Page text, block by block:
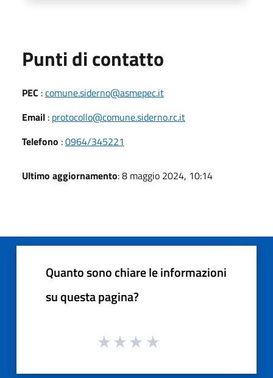
Punti di contatto
PEC :comune.siderno@asmepec.it
Email : protocollo@comune.siderno.rc.it
Telefono :0964/345221
Ultimo aggiornamento: 8 maggio 2024, 10:14
Quanto sono chiare le informazioni
su questa pagina?